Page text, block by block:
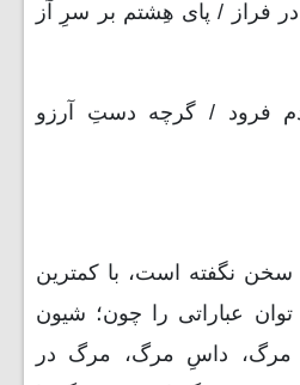
فراز / پای هِشتم بر سرِ آز
فرود / گرچه دستِ آرزو
نگفته است، با کمترین
عباراتی را چون؛ شیون
مرگ، داسِ مرگ، مرگ در